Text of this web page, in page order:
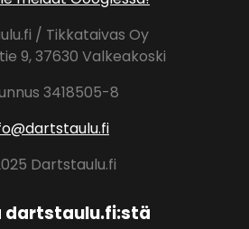
/ Tikkataivas Oy
9, 37630 Valkeakoski
3418505-8
Dartstaulu.fi
dartstaulu.fi:stä